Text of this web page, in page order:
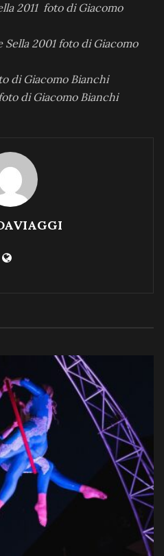
2011 foto di Giacomo
2001 foto di Giacomo
di Giacomo Bianchi
di Giacomo Bianchi